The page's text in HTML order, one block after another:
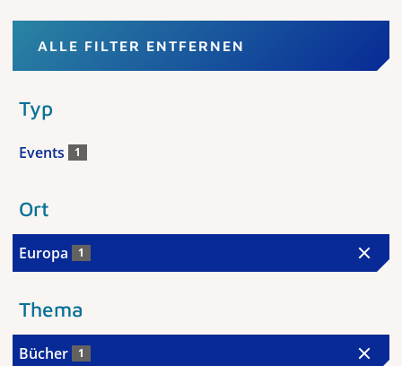
ALLE FILTER ENTFERNEN
Typ
Events 1
Ort
Europa 1
Thema
Bücher 1